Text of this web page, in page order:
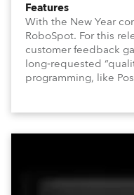
Features
With the New Year
RoboSpot. For this
customer feedback
long‑requested
programming, like
customization.